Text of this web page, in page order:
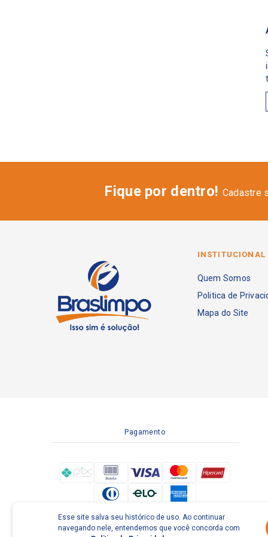
Fique por dentro! Cadastre
INSTITUCIONAL
Quem Somos
Politica de
Mapa do Site
Pagamento
Esse site salva seu histórico de uso. Ao continuar
navegando nele, entendemos que você concorda com